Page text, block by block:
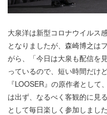
大泉洋は新型コロナウイルス
となりましたが、森崎博之は
がら、「今日は大泉も配信を
っているので、短い時間だけ
『LOOSER』の原作者とし
は出ず、なるべく客観的に見
として毎日楽しく参加しまし